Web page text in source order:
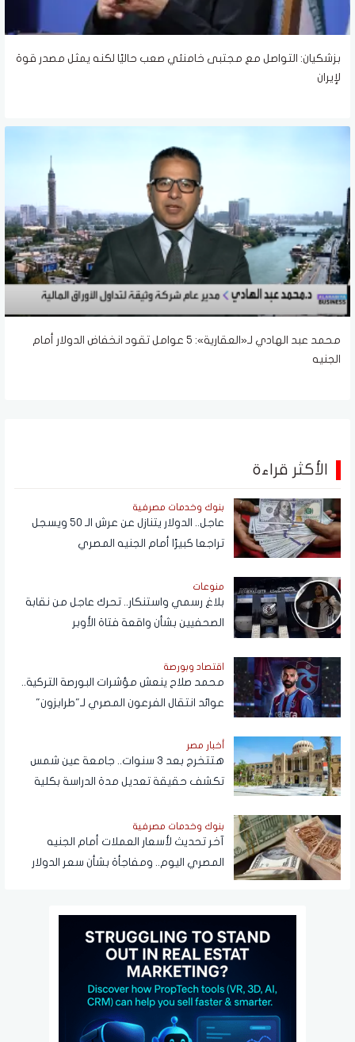
بزشكيان: التواصل مع مجتبى خامنئي صعب حاليًا لكنه يمثل مصدر قوة
لإيران
محمد عبد الهادي لـ«العقارية»: 5 عوامل تقود انخفاض الدولار أمام
الجنيه
الأكثر قراءة
بنوك وخدمات مصرفية
عاجل.. الدولار يتنازل عن عرش الـ 50 ويسجل
تراجعا كبيرًا أمام الجنيه المصري
منوعات
بلاغ رسمي واستنكار.. تحرك عاجل من نقابة
الصحفيين بشأن واقعة فتاة الأوبر
اقتصاد وبورصة
محمد صلاح ينعش مؤشرات البورصة التركية..
عوائد انتقال الفرعون المصري لـ"طرابزون"
أخبار مصر
هتتخرج بعد 3 سنوات.. جامعة عين شمس
تكشف حقيقة تعديل مدة الدراسة بكلية
بنوك وخدمات مصرفية
آخر تحديث لأسعار العملات أمام الجنيه
المصري اليوم.. ومفاجأة بشأن سعر الدولار